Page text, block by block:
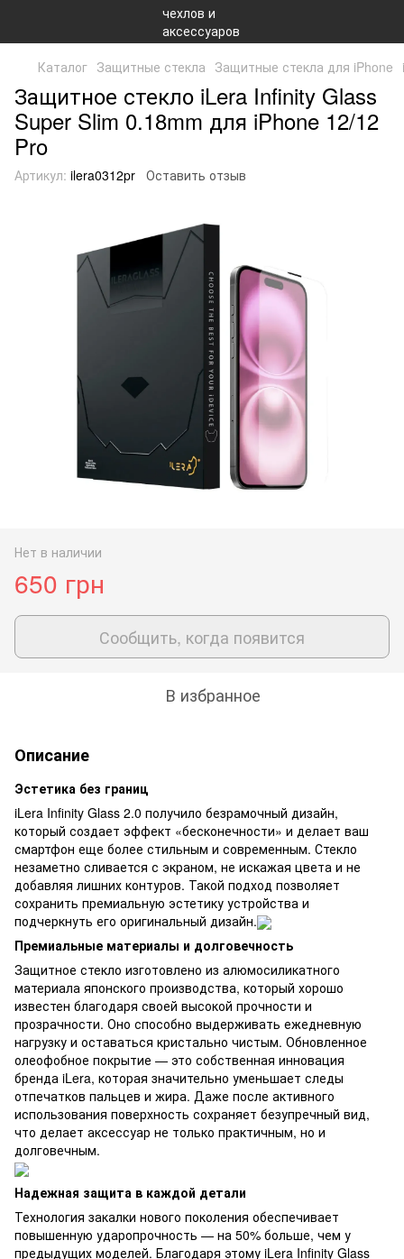
Каталог Защитные стекла Защитные стекла для iPhone
Защитное стекло iLera Infinity Glass
Super Slim 0.18mm для iPhone 12/12
Pro
Артикул: ilera0312pr Оставить отзыв
Нет в наличии
650 грн
Сообщить, когда появится
В избранное
Описание
Эстетика без границ
iLera Infinity Glass 2.0 получило безрамочный дизайн,
который создает эффект «бесконечности» и делает ваш
смартфон еще более стильным и современным. Стекло
незаметно сливается с экраном, не искажая цвета и не
добавляя лишних контуров. Такой подход позволяет
сохранить премиальную эстетику устройства и
подчеркнуть его оригинальный дизайн.
Премиальные материалы и долговечность
Защитное стекло изготовлено из алюмосиликатного
материала японского производства, который хорошо
известен благодаря своей высокой прочности и
прозрачности. Оно способно выдерживать ежедневную
нагрузку и оставаться кристально чистым. Обновленное
олеофобное покрытие — это собственная инновация
бренда iLera, которая значительно уменьшает следы
отпечатков пальцев и жира. Даже после активного
использования поверхность сохраняет безупречный вид,
что делает аксессуар не только практичным, но и
долговечным.
Надежная защита в каждой детали
Технология закалки нового поколения обеспечивает
повышенную ударопрочность — на 50% больше, чем у
предыдущих моделей. Благодаря этому iLera Infinity Glass